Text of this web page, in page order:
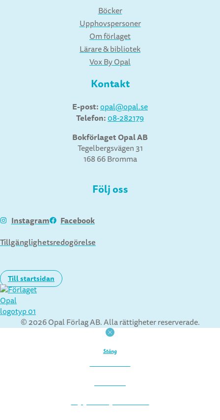
Böcker
Upphovspersoner
Om förlaget
Lärare & bibliotek
Vox By Opal
Kontakt
E-post:opal@opal.se
Telefon:08-282179
Bokförlaget Opal AB
Tegelbergsvägen 31
168 66 Bromma
Följ oss
Instagram
Facebook
Tillgänglighetsredogörelse
Till startsidan
© 2026 Opal Förlag AB. Alla rättigheter reserverade.
Stäng
Startsida
Böcker
Upphovspersoner